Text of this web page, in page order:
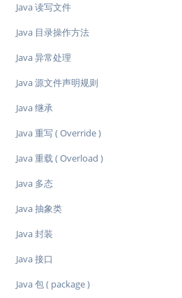
Java 读写文件
Java 目录操作方法
Java 异常处理
Java 源文件声明规则
Java 继承
Java 重写 ( Override )
Java 重载 ( Overload )
Java 多态
Java 抽象类
Java 封装
Java 接口
Java 包 ( package )